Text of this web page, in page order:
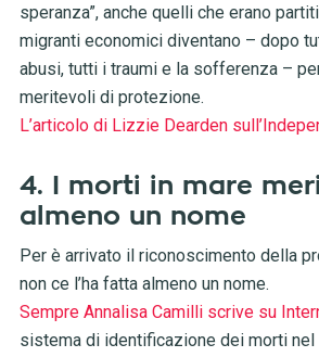
speranza”, anche quelli che erano
migranti economici diventano – dopo
abusi, tutti i traumi e la sofferenza –
meritevoli di protezione.
L’articolo di Lizzie Dearden
4. I morti in mare
almeno un nome
Per è arrivato il riconoscimento della
non ce l’ha fatta almeno un nome.
Sempre Annalisa Camilli scrive su
sistema di identificazione dei morti